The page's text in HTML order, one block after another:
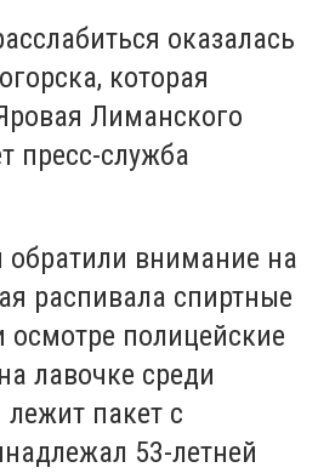
оказалась
которая
Лиманского
пресс-служба
обратили внимание на
распивала спиртные
полицейские
лавочке среди
пакет с
53-летней